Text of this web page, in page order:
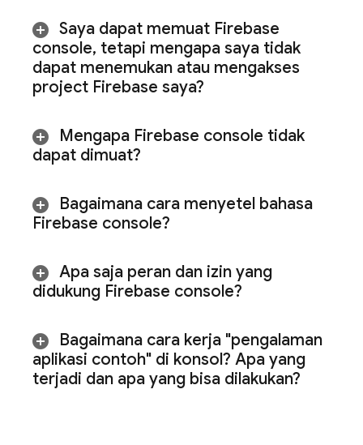
Saya dapat memuat Firebase
console, tetapi mengapa saya tidak
dapat menemukan atau mengakses
project Firebase saya?
Mengapa Firebase console tidak
dapat dimuat?
Bagaimana cara menyetel bahasa
Firebase console?
Apa saja peran dan izin yang
didukung Firebase console?
Bagaimana cara kerja "pengalaman
aplikasi contoh" di konsol? Apa yang
terjadi dan apa yang bisa dilakukan?